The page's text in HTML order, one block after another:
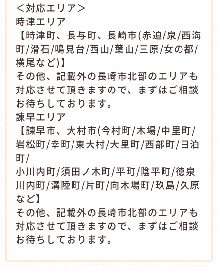
＜対応エリア＞
時津エリア
【時津町、長与町、長崎市(赤迫/泉/西海
町/滑石/鳴見台/西山/葉山/三原/女の都/
横尾など)】
その他、記載外の長崎市北部のエリアも
対応させて頂きますので、まずはご相談
お待ちしております。
諫早エリア
【諫早市、大村市(今村町/木場/中里町/
岩松町/幸町/東大村/大里町/西部町/日泊
町/
小川内町/須田ノ木町/平町/陰平町/徳泉
川内町/溝陸町/片町/向木場町/玖島/久原
など】
その他、記載外の長崎市北部のエリアも
対応させて頂きますので、まずはご相談
お待ちしております。